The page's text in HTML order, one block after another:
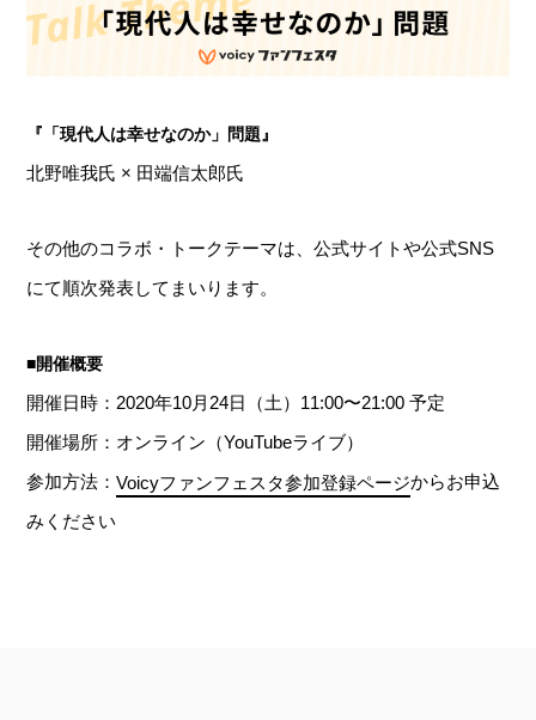
『「現代人は幸せなのか」問題』
北野唯我氏 × 田端信太郎氏
その他のコラボ・トークテーマは、公式サイトや公式SNS
にて順次発表してまいります。
■開催概要
開催日時：2020年10月24日（土）11:00〜21:00 予定
開催場所：オンライン（YouTubeライブ）
参加方法：Voicyファンフェスタ参加登録ページからお申込
みください